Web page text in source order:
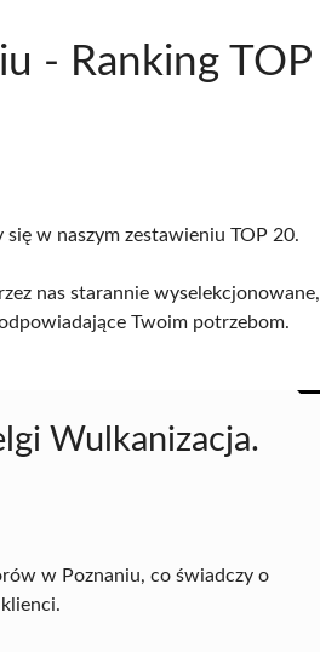
- Ranking TOP
w naszym zestawieniu TOP 20.
nas starannie wyselekcjonowane,
Twoim potrzebom.
Wulkanizacja.
w Poznaniu, co świadczy o